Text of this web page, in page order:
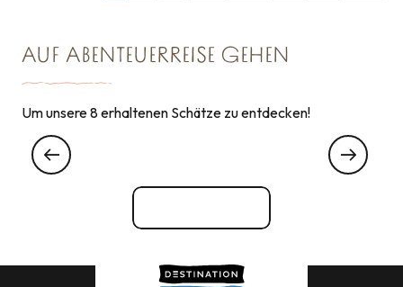
AUF ABENTEUERREISE GEHEN
Um unsere 8 erhaltenen Schätze zu entdecken!
Große Wanderrouten